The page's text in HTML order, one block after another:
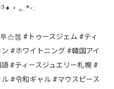
｡.:*･:.
젬 #トゥースジェム #ティ
#ホワイトニング #韓国アイ
#ティースジュエリー札幌 #
#令和ギャル #マウスピース